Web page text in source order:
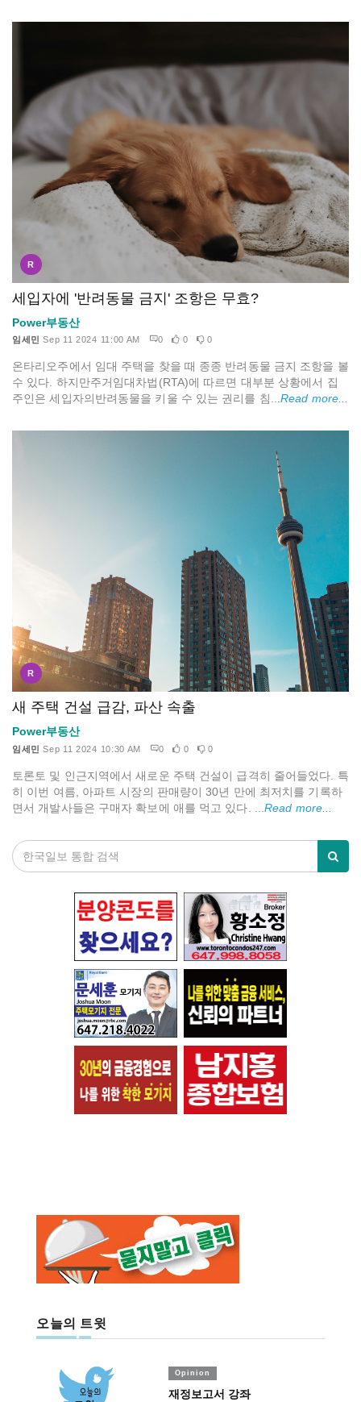
R
세입자에 '반려동물 금지' 조항은 무효?
Power부동산
임세민 Sep 11 2024 11:00 AM 0 0 0
온타리오주에서 임대 주택을 찾을 때 종종 반려동물 금지 조항을 볼
수 있다. 하지만주거임대차법(RTA)에 따르면 대부분 상황에서 집
주인은 세입자의반려동물을 키울 수 있는 권리를 침...Read more...
R
새 주택 건설 급감, 파산 속출
Power부동산
임세민 Sep 11 2024 10:30 AM 0 0 0
토론토 및 인근지역에서 새로운 주택 건설이 급격히 줄어들었다. 특
히 이번 여름, 아파트 시장의 판매량이 30년 만에 최저치를 기록하
면서 개발사들은 구매자 확보에 애를 먹고 있다. ...Read more...
오늘의 트윗
Opinion
재정보고서 강좌